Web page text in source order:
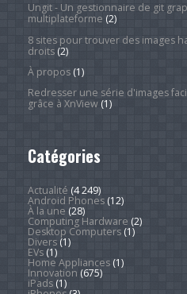
Ungit - Un gestionnaire de git
multiplateforme (2)
8 sites pour trouver des images
droits(2)
À propos(1)
Redresser une série d'images
grâce à XnView(1)
Catégories
Actualité (4 249)
Android Phones(12)
À la une (28)
Computing Hardware (2)
Desktop Computers(1)
Divers(1)
EVs(1)
Home Appliances(1)
Innovation (675)
iPads(1)